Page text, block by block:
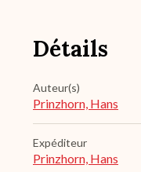
Détails
Auteur(s)
Prinzhorn, Hans
Expéditeur
Prinzhorn, Hans